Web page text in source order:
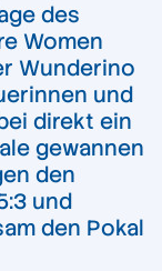
des
Women
Wunderino
und
direkt ein
gewannen
den
und
den Pokal